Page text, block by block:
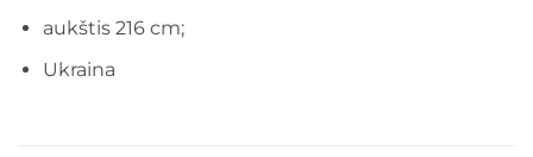
aukštis 216 cm;
Ukraina